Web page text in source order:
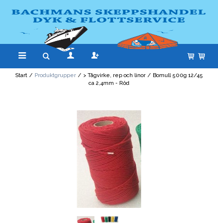
Start / Produktgrupper / > Tågvirke, rep och linor / Bomull 500g 12/45
ca 2,4mm - Röd